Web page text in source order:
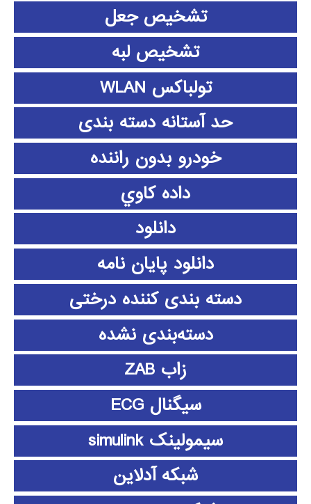
تشخیص جعل
تشخیص لبه
تولباکس WLAN
حد آستانه دسته بندی
خودرو بدون راننده
داده كاوي
دانلود
دانلود پايان نامه
دسته بندی کننده درختی
دسته‌بندی نشده
زاب ZAB
سیگنال ECG
سیمولینک simulink
شبکه آدلاین